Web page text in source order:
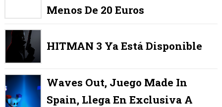
Menos De 20 Euros
HITMAN 3 Ya Está Disponible
Waves Out, Juego Made In
Spain, Llega En Exclusiva A